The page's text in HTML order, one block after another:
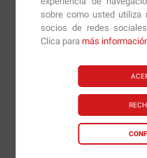
sobre como usted utiliza
socios de redes
Clica paramás
completamente libres
que han sido
personas que han
un sirope de calidad y
que esto comporte un
calorías innecesarias a su
Al no aportar azúcares,